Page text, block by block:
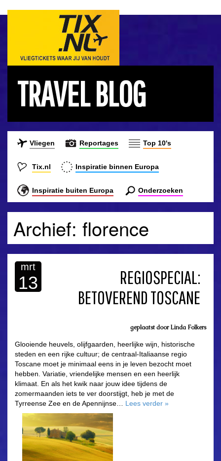
TRAVEL BLOG
Vliegen Reportages Top 10's
Tix.nl Inspiratie binnen Europa
Inspiratie buiten Europa Onderzoeken
Archief: florence
mrt
13
REGIOSPECIAL:
BETOVEREND TOSCANE
geplaatst doorLinda Folkers
Glooiende heuvels, olijfgaarden, heerlijke wijn, historische
steden en een rijke cultuur; de centraal-Italiaanse regio
Toscane moet je minimaal eens in je leven bezocht moet
hebben. Variatie, vriendelijke mensen en een heerlijk
klimaat. En als het kwik naar jouw idee tijdens de
zomermaanden iets te ver doorstijgt, heb je met de
Tyrreense Zee en de Apennijnse… Lees verder »